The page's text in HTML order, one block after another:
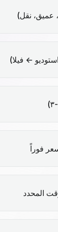
عميق، نقل)
← فيلا)
فوراً
المحدد